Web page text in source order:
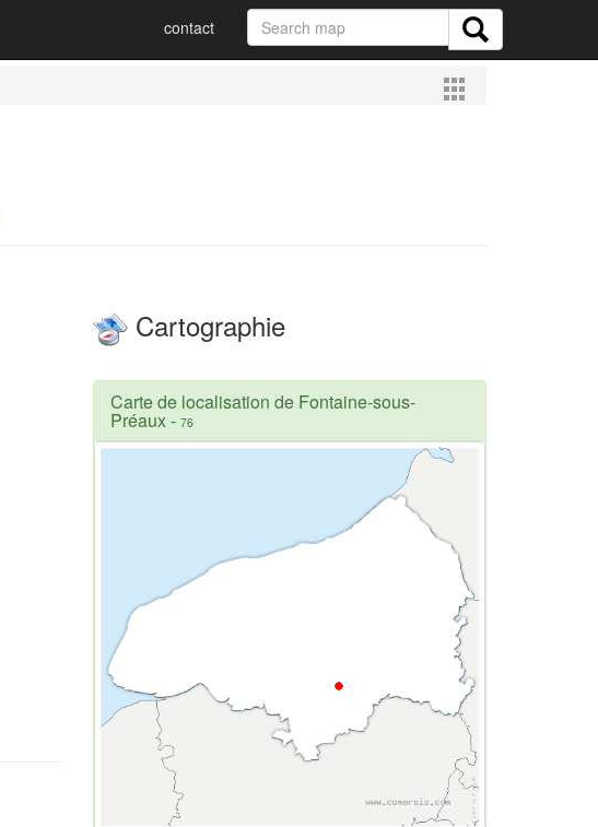
contact
Cartographie
Carte de localisation de Fontaine-sous-
Préaux- 76